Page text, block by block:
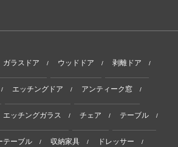
ガラスドア / ウッドドア / 剥離ドア /
/ エッチングドア / アンティーク窓 /
エッチングガラス / チェア / テーブル /
テーブル / 収納家具 / ドレッサー /